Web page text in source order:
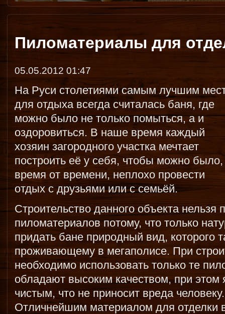
Пиломатериалы для
05.05.2012 01:47
На Руси столетиями самым лучшим
для отдыха всегда считалась баня, где
можно было не только помыться, а и
оздоровиться. В наше время каждый
хозяин загородного участка мечтает
построить её у себя, чтобы можно было,
время от времени, неплохо провести
отдых с друзьями или с семьёй.
Строительство данного объекта нельзя
пиломатериалов потому, что только
придать бане природный вид, которого
проживающему в мегаполисе. При
необходимо использовать только те
обладают высоким качеством, при этом
чистым, что не приносит вреда человеку.
Отличнейшим материалом для отделки